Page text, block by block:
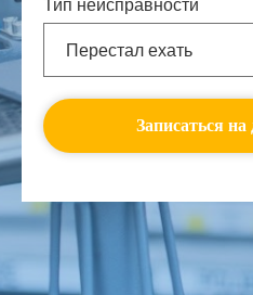
Тип неисправности
Записаться на